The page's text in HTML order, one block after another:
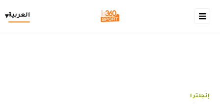
العربية▾
إنجلترا